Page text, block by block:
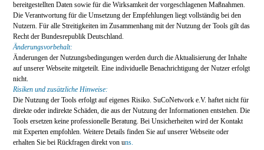
bereitgestellten Daten sowie für die Wirksamkeit der vorgeschlagenen Maßnahmen.
Die Verantwortung für die Umsetzung der Empfehlungen liegt vollständig bei den
Nutzern. Für alle Streitigkeiten im Zusammenhang mit der Nutzung der Tools gilt das
Recht der Bundesrepublik Deutschland.
Änderungsvorbehalt:
Änderungen der Nutzungsbedingungen werden durch die Aktualisierung der Inhalte
auf unserer Webseite mitgeteilt. Eine individuelle Benachrichtigung der Nutzer erfolgt
nicht.
Risiken und zusätzliche Hinweise:
Die Nutzung der Tools erfolgt auf eigenes Risiko. SuCoNetwork e.V. haftet nicht für
direkte oder indirekte Schäden, die aus der Nutzung der Informationen entstehen. Die
Tools ersetzen keine professionelle Beratung. Bei Unsicherheiten wird der Kontakt
mit Experten empfohlen. Weitere Details finden Sie auf unserer Webseite oder
erhalten Sie bei Rückfragen direkt von uns.